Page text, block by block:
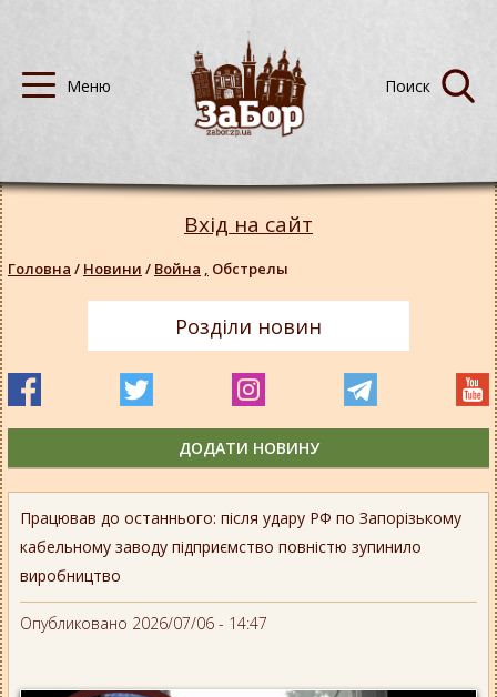
Працював до останнього: після удару РФ по Запорізькому
кабельному заводу підприємство повністю зупинило
виробництво
Опубликовано 2026/07/06 - 14:47
Вхід на сайт
Головна / Новини / Война , Обстрелы
Розділи новин
ДОДАТИ НОВИНУ